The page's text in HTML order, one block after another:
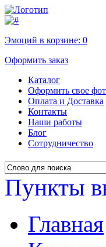
Эмоций в корзине: 0
Оформить заказ
Каталог
Оформить свое
Оплата и Доставка
Контакты
Наши работы
Блог
Сотрудничество
Пункты
Главная